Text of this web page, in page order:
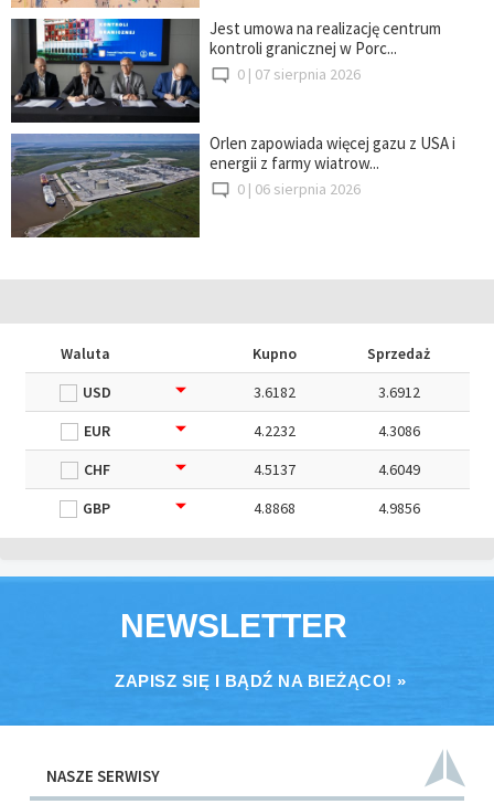
Jest umowa na realizację centrum
kontroli granicznej w Porc...
0 | 07 sierpnia 2026
Orlen zapowiada więcej gazu z USA i
energii z farmy wiatrow...
0 | 06 sierpnia 2026
Waluta Kupno
Sprzedaż
USD
3.6182
3.6912
EUR
4.2232
4.3086
CHF
4.5137
4.6049
GBP
4.8868 4.9856
NEWSLETTER
ZAPISZ SIĘ I BĄDŹ NA BIEŻĄCO! »
NASZE SERWISY